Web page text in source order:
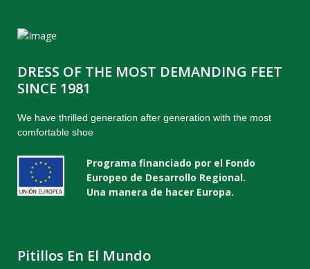
DRESS OF THE MOST DEMANDING FEET
SINCE 1981
We have thrilled generation after generation with the most
comfortable shoe
Programa financiado por el Fondo
Europeo de Desarrollo Regional.
Una manera de hacer Europa.
Pitillos En El Mundo